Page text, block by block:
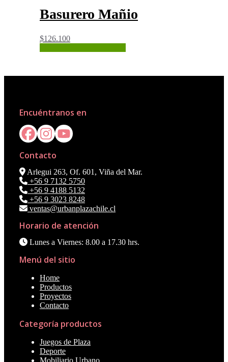
Basurero Mañio
$126.100
Encuéntranos en
Contacto
Arlegui 263, Of. 601, Viña del Mar.
+56 9 7132 5750
+56 9 4188 5132
+56 9 3023 8248
ventas@urbanplazachile.cl
Horario de atención
Lunes a Viernes: 8.00 a 17.30 hrs.
Menú del sitio
Home
Productos
Proyectos
Contacto
Categoría productos
Juegos de Plaza
Deporte
Mobiliario Urbano